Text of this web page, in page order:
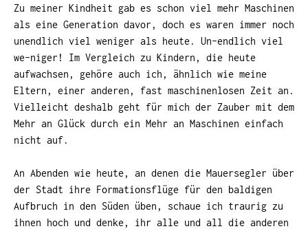
Zu meiner Kindheit gab es schon viel mehr Maschinen
als eine Generation davor, doch es waren immer noch
unendlich viel weniger als heute. Un-endlich viel
we-niger! Im Vergleich zu Kindern, die heute
aufwachsen, gehöre auch ich, ähnlich wie meine
Eltern, einer anderen, fast maschinenlosen Zeit an.
Vielleicht deshalb geht für mich der Zauber mit dem
Mehr an Glück durch ein Mehr an Maschinen einfach
nicht auf.
An Abenden wie heute, an denen die Mauersegler über
der Stadt ihre Formationsflüge für den baldigen
Aufbruch in den Süden üben, schaue ich traurig zu
ihnen hoch und denke, ihr alle und all die anderen